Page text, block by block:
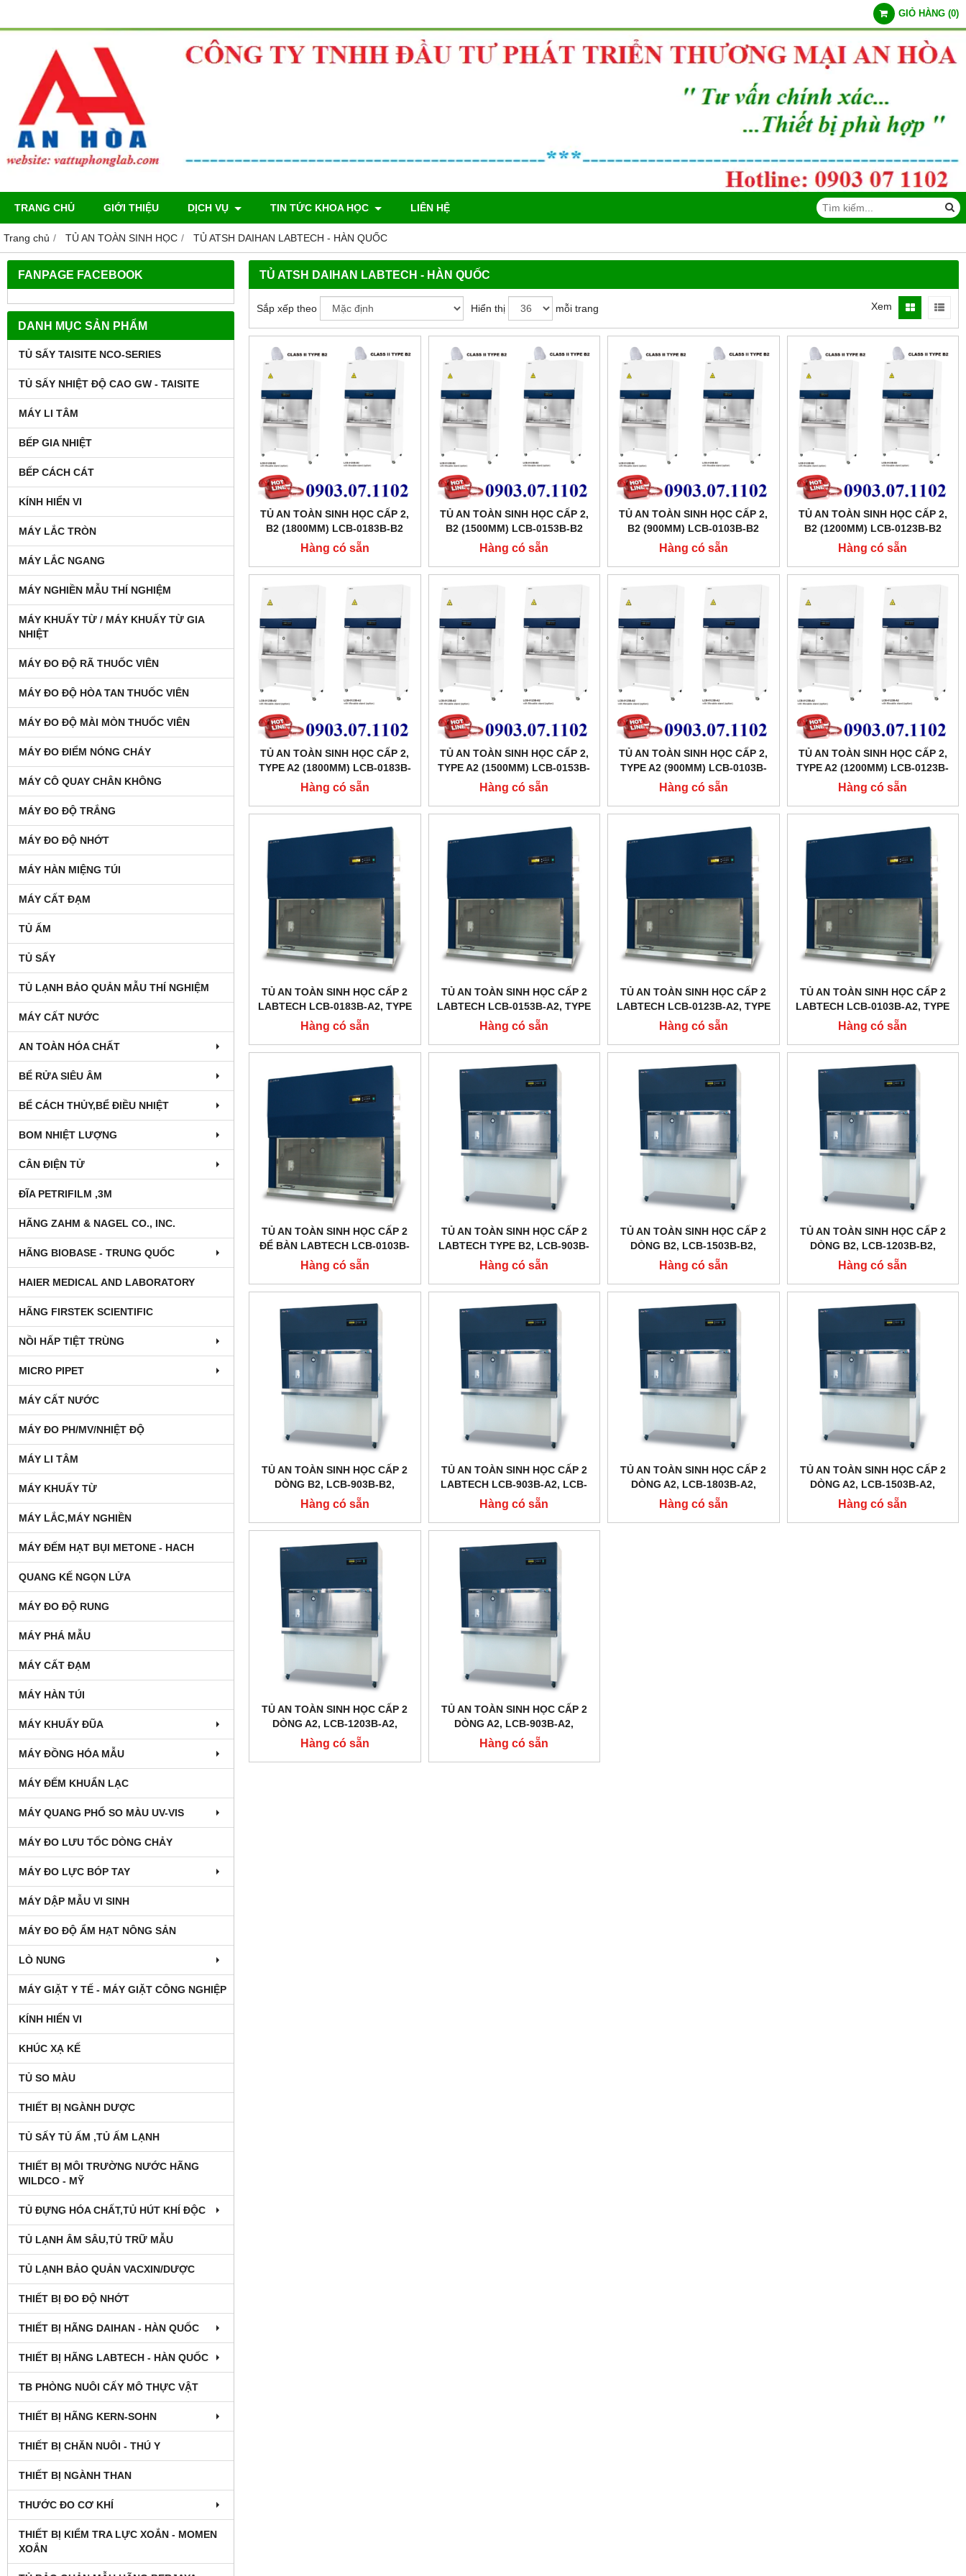
GIỎ HÀNG (0)
TRANG CHỦ GIỚI THIỆU DỊCH VỤ TIN TỨC KHOA HỌC LIÊN HỆ
Trang chủ TỦ AN TOÀN SINH HỌC TỦ ATSH DAIHAN LABTECH - HÀN QUỐC
FANPAGE FACEBOOK
DANH MỤC SẢN PHẨM
TỦ SẤY TAISITE NCO-SERIES
TỦ SẤY NHIỆT ĐỘ CAO GW - TAISITE
MÁY LI TÂM
BẾP GIA NHIỆT
BẾP CÁCH CÁT
KÍNH HIỂN VI
MÁY LẮC TRÒN
MÁY LẮC NGANG
MÁY NGHIỀN MẪU THÍ NGHIỆM
MÁY KHUẤY TỪ / MÁY KHUẤY TỪ GIA
NHIỆT
MÁY ĐO ĐỘ RÃ THUỐC VIÊN
MÁY ĐO ĐỘ HÒA TAN THUỐC VIÊN
MÁY ĐO ĐỘ MÀI MÒN THUỐC VIÊN
MÁY ĐO ĐIỂM NÓNG CHÁY
MÁY CÔ QUAY CHÂN KHÔNG
MÁY ĐO ĐỘ TRẮNG
MÁY ĐO ĐỘ NHỚT
MÁY HÀN MIỆNG TÚI
MÁY CẤT ĐẠM
TỦ ẤM
TỦ SẤY
TỦ LẠNH BẢO QUẢN MẪU THÍ NGHIỆM
MÁY CẤT NƯỚC
AN TOÀN HÓA CHẤT
BỂ RỬA SIÊU ÂM
BỂ CÁCH THỦY,BỂ ĐIỀU NHIỆT
BOM NHIỆT LƯỢNG
CÂN ĐIỆN TỬ
ĐĨA PETRIFILM ,3M
HÃNG ZAHM & NAGEL CO., INC.
HÃNG BIOBASE - TRUNG QUỐC
HAIER MEDICAL AND LABORATORY
HÃNG FIRSTEK SCIENTIFIC
NỒI HẤP TIỆT TRÙNG
MICRO PIPET
MÁY CẤT NƯỚC
MÁY ĐO PH/MV/NHIỆT ĐỘ
MÁY LI TÂM
MÁY KHUẤY TỪ
MÁY LẮC,MÁY NGHIỀN
MÁY ĐẾM HẠT BỤI METONE - HACH
QUANG KẾ NGỌN LỬA
MÁY ĐO ĐỘ RUNG
MÁY PHÁ MẪU
MÁY CẤT ĐẠM
MÁY HÀN TÚI
MÁY KHUẤY ĐŨA
MÁY ĐỒNG HÓA MẪU
MÁY ĐẾM KHUẨN LẠC
MÁY QUANG PHỔ SO MÀU UV-VIS
MÁY ĐO LƯU TỐC DÒNG CHẢY
MÁY ĐO LỰC BÓP TAY
MÁY DẬP MẪU VI SINH
MÁY ĐO ĐỘ ẨM HẠT NÔNG SẢN
LÒ NUNG
MÁY GIẶT Y TẾ - MÁY GIẶT CÔNG NGHIỆP
KÍNH HIỂN VI
KHÚC XẠ KẾ
TỦ SO MÀU
THIẾT BỊ NGÀNH DƯỢC
TỦ SẤY TỦ ẤM ,TỦ ẤM LẠNH
THIẾT BỊ MÔI TRƯỜNG NƯỚC HÃNG
WILDCO - MỸ
TỦ ĐỰNG HÓA CHẤT,TỦ HÚT KHÍ ĐỘC
TỦ LẠNH ÂM SÂU,TỦ TRỮ MẪU
TỦ LẠNH BẢO QUẢN VACXIN/DƯỢC
THIẾT BỊ ĐO ĐỘ NHỚT
THIẾT BỊ HÃNG DAIHAN - HÀN QUỐC
THIẾT BỊ HÃNG LABTECH - HÀN QUỐC
TB PHÒNG NUÔI CẤY MÔ THỰC VẬT
THIẾT BỊ HÃNG KERN-SOHN
THIẾT BỊ CHĂN NUÔI - THÚ Y
THIẾT BỊ NGÀNH THAN
THƯỚC ĐO CƠ KHÍ
THIẾT BỊ KIỂM TRA LỰC XOẮN - MOMEN
XOẮN
TỦ ATSH DAIHAN LABTECH - HÀN QUỐC
Sắp xếp theo Hiển thị mỗi trang Xem
TỦ AN TOÀN SINH HỌC CẤP 2,
B2 (1800MM) LCB-0183B-B2
LABTECH
Hàng có sẵn
TỦ AN TOÀN SINH HỌC CẤP 2,
B2 (1500MM) LCB-0153B-B2
LABTECH
Hàng có sẵn
TỦ AN TOÀN SINH HỌC CẤP 2,
B2 (900MM) LCB-0103B-B2
LABTECH
Hàng có sẵn
TỦ AN TOÀN SINH HỌC CẤP 2,
B2 (1200MM) LCB-0123B-B2
LABTECH
Hàng có sẵn
TỦ AN TOÀN SINH HỌC CẤP 2,
TYPE A2 (1800MM) LCB-0183B-
A2 LABTECH
Hàng có sẵn
TỦ AN TOÀN SINH HỌC CẤP 2,
TYPE A2 (1500MM) LCB-0153B-
A2 LABTECH
Hàng có sẵn
TỦ AN TOÀN SINH HỌC CẤP 2,
TYPE A2 (900MM) LCB-0103B-
A2 LABTECH
Hàng có sẵn
TỦ AN TOÀN SINH HỌC CẤP 2,
TYPE A2 (1200MM) LCB-0123B-
A2 LABTECH
Hàng có sẵn
TỦ AN TOÀN SINH HỌC CẤP 2
LABTECH LCB-0183B-A2, TYPE
A2
Hàng có sẵn
TỦ AN TOÀN SINH HỌC CẤP 2
LABTECH LCB-0153B-A2, TYPE
A2
Hàng có sẵn
TỦ AN TOÀN SINH HỌC CẤP 2
LABTECH LCB-0123B-A2, TYPE
A2
Hàng có sẵn
TỦ AN TOÀN SINH HỌC CẤP 2
LABTECH LCB-0103B-A2, TYPE
A2
Hàng có sẵn
TỦ AN TOÀN SINH HỌC CẤP 2
ĐỂ BÀN LABTECH LCB-0103B-
A2, LCB-0123B-A2, LCB-0153B-
A2, LCB-0183B-A2
Hàng có sẵn
TỦ AN TOÀN SINH HỌC CẤP 2
LABTECH TYPE B2, LCB-903B-
B2, LCB-1203B-B2, LCB-1503B-
B2
Hàng có sẵn
TỦ AN TOÀN SINH HỌC CẤP 2
DÒNG B2, LCB-1503B-B2,
DAIHAN LABTECH - HÀN QUỐC
Hàng có sẵn
TỦ AN TOÀN SINH HỌC CẤP 2
DÒNG B2, LCB-1203B-B2,
DAIHAN LABTECH - HÀN QUỐC
Hàng có sẵn
TỦ AN TOÀN SINH HỌC CẤP 2
DÒNG B2, LCB-903B-B2,
DAIHAN LABTECH - HÀN QUỐC
Hàng có sẵn
TỦ AN TOÀN SINH HỌC CẤP 2
LABTECH LCB-903B-A2, LCB-
1203B-A2, LCB-1503B-A2, LCB-
1803B-A2
Hàng có sẵn
TỦ AN TOÀN SINH HỌC CẤP 2
DÒNG A2, LCB-1803B-A2,
DAIHAN LABTECH - HÀN QUỐC
Hàng có sẵn
TỦ AN TOÀN SINH HỌC CẤP 2
DÒNG A2, LCB-1503B-A2,
DAIHAN LABTECH - HÀN QUỐC
Hàng có sẵn
TỦ AN TOÀN SINH HỌC CẤP 2
DÒNG A2, LCB-1203B-A2,
DAIHAN LABTECH - HÀN QUỐC
Hàng có sẵn
TỦ AN TOÀN SINH HỌC CẤP 2
DÒNG A2, LCB-903B-A2,
DAIHAN LABTECH - HÀN QUỐC
Hàng có sẵn